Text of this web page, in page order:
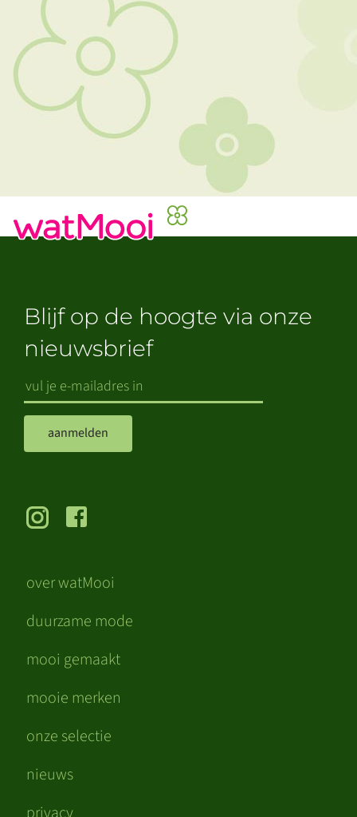
over watMooi
duurzame mode
mooi gemaakt
mooie merken
onze selectie
nieuws
Blijf op de hoogte via onze
nieuwsbrief
aanmelden